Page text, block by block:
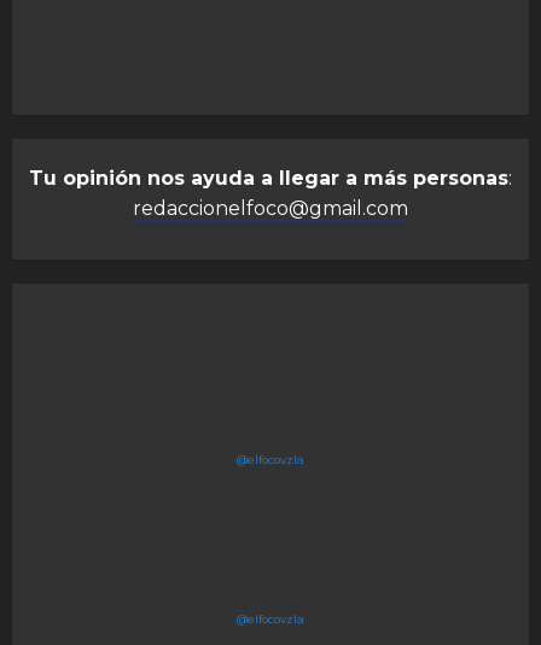
Tu opinión nos ayuda a llegar a más personas:
redaccionelfoco@gmail.com
@elfocovzla
@elfocovzla